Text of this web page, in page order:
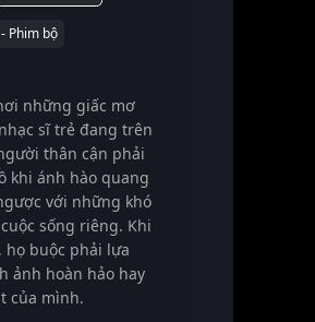
Phim bộ
những giấc mơ
sĩ trẻ đang trên
thân cận phải
khi ánh hào quang
với những khó
sống riêng. Khi
buộc phải lựa
ảnh hoàn hảo hay
của mình.